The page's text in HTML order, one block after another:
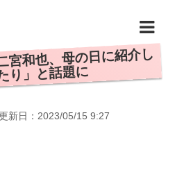
宮和也、母の日に紹介し
り」と話題に
新日： 2023/05/15 9:27